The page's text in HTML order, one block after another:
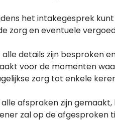
het intakegesprek
zorg en eventuele
details zijn besproken
voor de momenten
zorg tot enkele
afspraken zijn
zal op de afgesproken